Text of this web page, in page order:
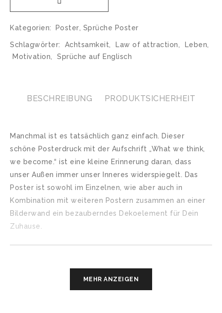
Kategorien: Poster, Sprüche Poster
Schlagwörter: Achtsamkeit, Law of attraction, Leben,
Motivation, Sprüche auf Englisch
BESCHREIBUNG PRODUKTSICHERHEIT
Manchmal ist es tatsächlich ganz einfach. Dieser
schöne Posterdruck mit der Aufschrift „What we think,
we become.“ ist eine kleine Erinnerung daran, dass
unser Außen immer unser Inneres widerspiegelt. Das
Poster ist sowohl im Einzelnen, wie aber auch in
Kombination mit weiteren Postern zusammen an einer
Bilderwand ein bezauberndes Dekoelement für Dein
Zuhause.
Du hast eine Frage oder einen Änderungswunsch zu
MEHR ANZEIGEN